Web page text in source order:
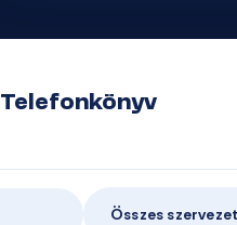
Telefonkönyv
Összes